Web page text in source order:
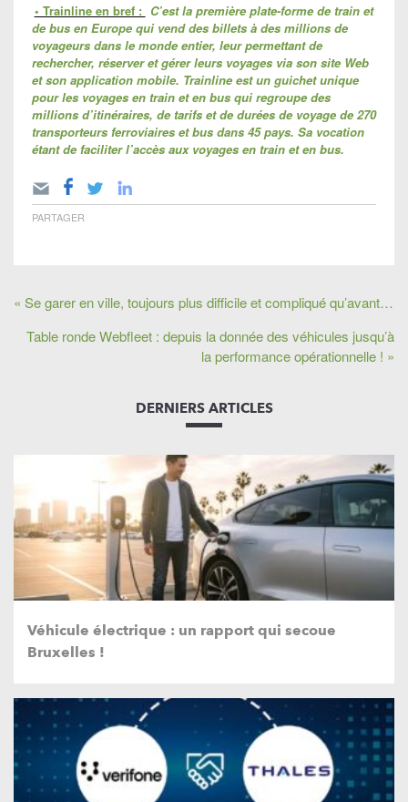
• Trainline en bref : C’est la première plate-forme de train et
de bus en Europe qui vend des billets à des millions de
voyageurs dans le monde entier, leur permettant de
rechercher, réserver et gérer leurs voyages via son site Web
et son application mobile. Trainline est un guichet unique
pour les voyages en train et en bus qui regroupe des
millions d’itinéraires, de tarifs et de durées de voyage de 270
transporteurs ferroviaires et bus dans 45 pays. Sa vocation
étant de faciliter l’accès aux voyages en train et en bus.
PARTAGER
« Se garer en ville, toujours plus difficile et compliqué qu’avant…
Table ronde Webfleet : depuis la donnée des véhicules jusqu’à
la performance opérationnelle ! »
DERNIERS ARTICLES
Véhicule électrique : un rapport qui secoue
Bruxelles !